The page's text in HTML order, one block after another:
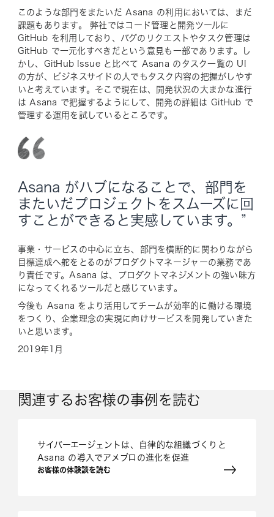
このような部門をまたいだ Asana の利用においては、まだ
課題もあります。 弊社ではコード管理と開発ツールに
GitHub を利用しており、バグのリクエストやタスク管理は
GitHub で一元化すべきだという意見も一部であります。し
かし、GitHub Issue と比べて Asana のタスク一覧の UI
の方が、ビジネスサイドの人でもタスク内容の把握がしやす
いと考えています。そこで現在は、開発状況の大まかな進行
は Asana で把握するようにして、開発の詳細は GitHub で
管理する運用を試しているところです。
Asana がハブになることで、部門を
またいだプロジェクトをスムーズに回
すことができると実感しています。”
事業・サービスの中心に立ち、部門を横断的に関わりながら
目標達成へ舵をとるのがプロダクトマネージャーの業務であ
り責任です。Asana は、プロダクトマネジメントの強い味方
になってくれるツールだと感じています。
今後も Asana をより活用してチームが効率的に働ける環境
をつくり、企業理念の実現に向けサービスを開発していきた
いと思います。
2019年1月
関連するお客様の事例を読む
サイバーエージェントは、自律的な組織づくりと
Asana の導入でアメブロの進化を促進
お客様の体験談を読む